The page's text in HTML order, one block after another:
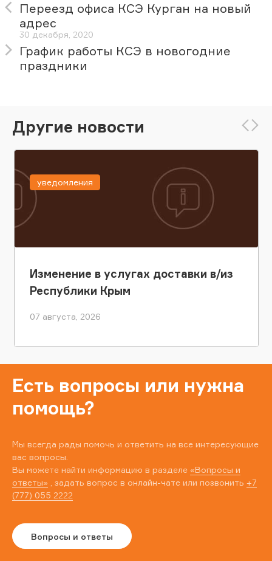
Переезд офиса КСЭ Курган на новый
адрес
30 декабря, 2020
График работы КСЭ в новогодние
праздники
Другие новости
Изменение в услугах доставки в/из
Республики Крым
07 августа, 2026
уведомления
Есть вопросы или нужна
помощь?
Мы всегда рады помочь и ответить на все интересующие
вас вопросы.
Вы можете найти информацию в разделе «Вопросы и
ответы» , задать вопрос в онлайн-чате или позвонить +7
(777) 055 2222
Вопросы и ответы